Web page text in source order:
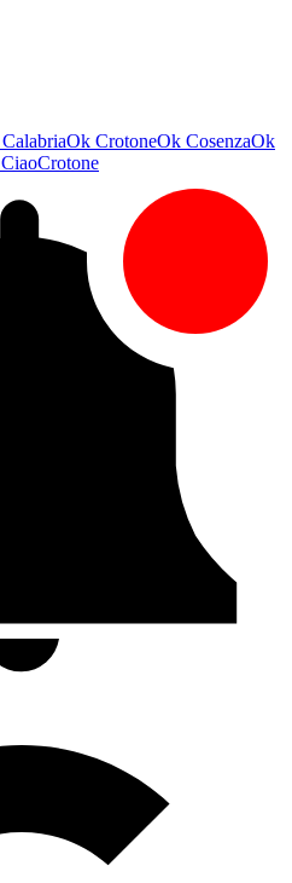
CalabriaOk CrotoneOk CosenzaOk
CiaoCrotone